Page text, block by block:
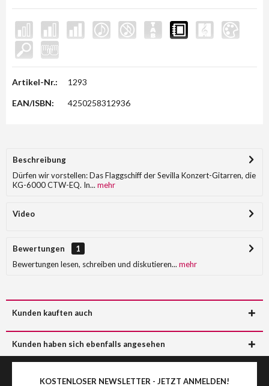
Artikel-Nr.: 1293
EAN/ISBN: 4250258312936
Beschreibung
Dürfen wir vorstellen: Das Flaggschiff der Sevilla Konzert-Gitarren, die
KG-6000 CTW-EQ. In... mehr
Video
Bewertungen
1
Bewertungen lesen, schreiben und diskutieren... mehr
Kunden kauften auch
Kunden haben sich ebenfalls angesehen
KOSTENLOSER NEWSLETTER - JETZT ANMELDEN!